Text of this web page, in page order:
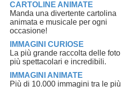
CARTOLINE ANIMATE
Manda una divertente cartolina
animata e musicale per ogni
occasione!
IMMAGINI CURIOSE
La più grande raccolta delle foto
più spettacolari e incredibili.
IMMAGINI ANIMATE
Più di 10.000 immagini tra le più